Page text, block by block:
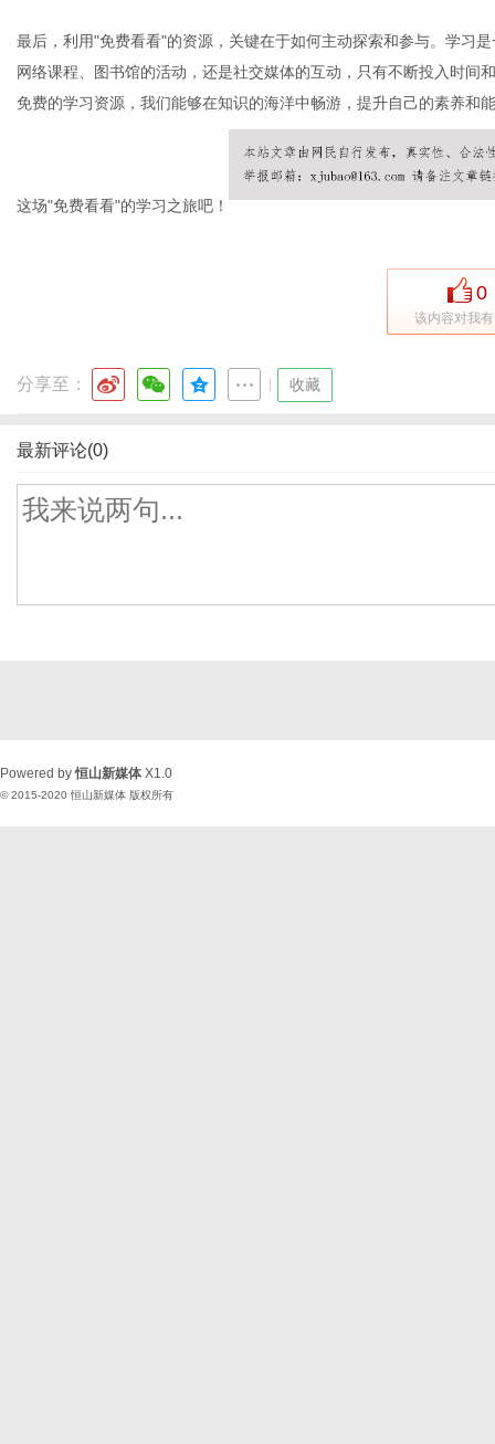
最后，利用"免费看看"的资源，关键在于如何主动探索和参与。学习
网络课程、图书馆的活动，还是社交媒体的互动，只有不断投入时间
免费的学习资源，我们能够在知识的海洋中畅游，提升自己的素养和
这场"免费看看"的学习之旅吧！
0
该内容对我
分享至： 收藏
最新评论(0)
Powered by恒山新媒体 X1.0
© 2015-2020 恒山新媒体 版权所有